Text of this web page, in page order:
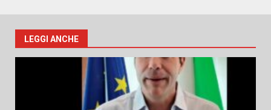
LEGGI ANCHE